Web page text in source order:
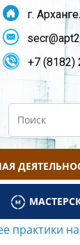
г.
+7 (8182)
практики